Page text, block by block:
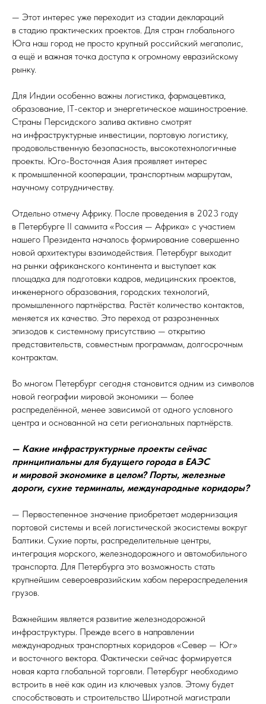
— Этот интерес уже переходит из стадии деклараций
в стадию практических проектов. Для стран глобального
Юга наш город не просто крупный российский мегаполис,
а ещё и важная точка доступа к огромному евразийскому
рынку.
Для Индии особенно важны логистика, фармацевтика,
образование, IT-сектор и энергетическое машиностроение.
Страны Персидского залива активно смотрят
на инфраструктурные инвестиции, портовую логистику,
продовольственную безопасность, высокотехнологичные
проекты. Юго-Восточная Азия проявляет интерес
к промышленной кооперации, транспортным маршрутам,
научному сотрудничеству.
Отдельно отмечу Африку. После проведения в 2023 году
в Петербурге II саммита «Россия — Африка» с участием
нашего Президента началось формирование совершенно
новой архитектуры взаимодействия. Петербург выходит
на рынки африканского континента и выступает как
площадка для подготовки кадров, медицинских проектов,
инженерного образования, городских технологий,
промышленного партнёрства. Растёт количество контактов,
меняется их качество. Это переход от разрозненных
эпизодов к системному присутствию — открытию
представительств, совместным программам, долгосрочным
контрактам.
Во многом Петербург сегодня становится одним из символов
новой географии мировой экономики — более
распределённой, менее зависимой от одного условного
центра и основанной на сети региональных партнёрств.
— Какие инфраструктурные проекты сейчас
принципиальны для будущего города в ЕАЭС
и мировой экономике в целом? Порты, железные
дороги, сухие терминалы, международные коридоры?
— Первостепенное значение приобретает модернизация
портовой системы и всей логистической экосистемы вокруг
Балтики. Сухие порты, распределительные центры,
интеграция морского, железнодорожного и автомобильного
транспорта. Для Петербурга это возможность стать
крупнейшим североевразийским хабом перераспределения
грузов.
Важнейшим является развитие железнодорожной
инфраструктуры. Прежде всего в направлении
международных транспортных коридоров «Север — Юг»
и восточного вектора. Фактически сейчас формируется
новая карта глобальной торговли. Петербург необходимо
встроить в неё как один из ключевых узлов. Этому будет
способствовать и строительство Широтной магистрали